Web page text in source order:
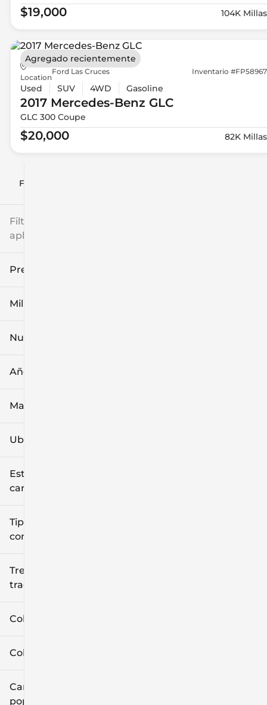
Filtrar por
Filtros
aplicados
Precio
Millaje
Nuevo o usado
Año
Marca
Ubicación
Estilo de
carrocería
Tipo de
combustible
Tren de
tracción
Color exterior
Color interior
Características
populares
$19,000 104K Millas
Location
Ford Las Cruces Inventario #FP58967
Used SUV 4WD Gasoline
2017 Mercedes-Benz GLC
GLC 300 Coupe
$20,000 82K Millas
Agregado recientemente